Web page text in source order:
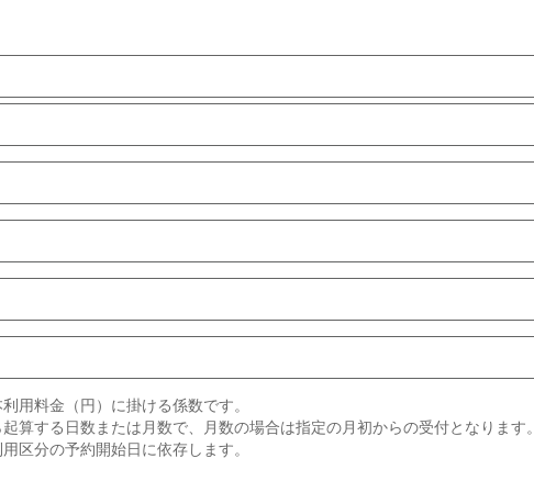
用料金（円）に掛ける係数です。
算する日数または月数で、月数の場合は指定の月初からの受付となります。
区分の予約開始日に依存します。